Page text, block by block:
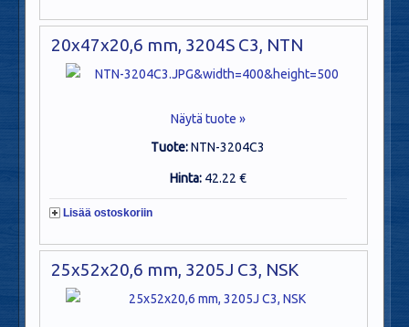
20x47x20,6 mm, 3204S C3, NTN
Näytä tuote »
Tuote:NTN-3204C3
Hinta: 42.22 €
Lisää ostoskoriin
25x52x20,6 mm, 3205J C3, NSK